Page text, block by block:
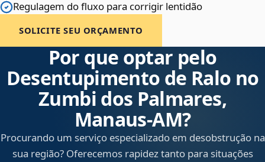
Regulagem do fluxo para corrigir lentidão
SOLICITE SEU ORÇAMENTO
Por que optar pelo
Desentupimento de Ralo no
Zumbi dos Palmares,
Manaus‑AM?
Procurando um serviço especializado em desobstrução na
sua região? Oferecemos rapidez tanto para situações